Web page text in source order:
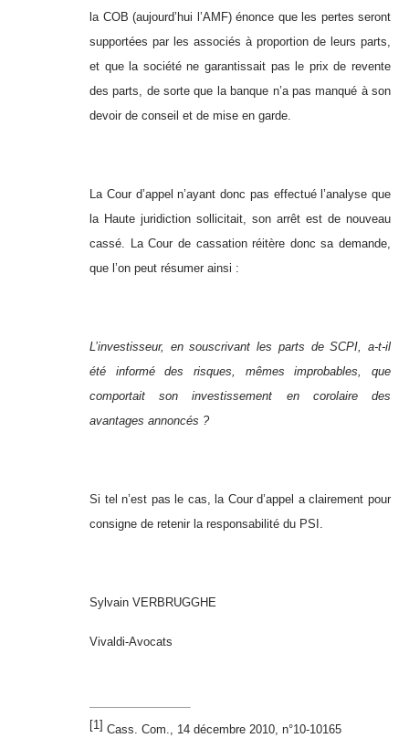
la COB (aujourd’hui l’AMF) énonce que les pertes seront
supportées par les associés à proportion de leurs parts,
et que la société ne garantissait pas le prix de revente
des parts, de sorte que la banque n’a pas manqué à son
devoir de conseil et de mise en garde.
La Cour d’appel n’ayant donc pas effectué l’analyse que
la Haute juridiction sollicitait, son arrêt est de nouveau
cassé. La Cour de cassation réitère donc sa demande,
que l’on peut résumer ainsi :
L’investisseur, en souscrivant les parts de SCPI, a-t-il
été informé des risques, mêmes improbables, que
comportait son investissement en corolaire des
avantages annoncés ?
Si tel n’est pas le cas, la Cour d’appel a clairement pour
consigne de retenir la responsabilité du PSI.
Sylvain VERBRUGGHE
Vivaldi-Avocats
[1] Cass. Com., 14 décembre 2010, n°10-10165